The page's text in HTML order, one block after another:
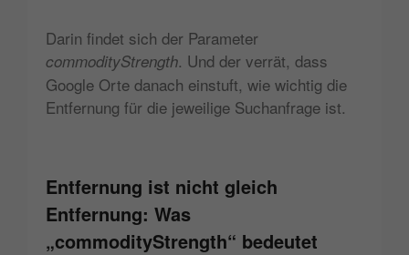
Darin findet sich der Parameter
commodityStrength. Und der verrät, dass
Google Orte danach einstuft, wie wichtig die
Entfernung für die jeweilige Suchanfrage ist.
Entfernung ist nicht gleich
Entfernung: Was
„commodityStrength“ bedeutet